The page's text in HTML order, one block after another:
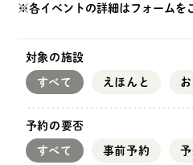
※各イベントの詳細はフォームを
対象の施設
すべて えほんと
予約の要否
すべて 事前予約